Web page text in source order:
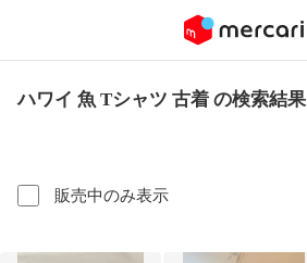
ハワイ 魚 Tシャツ 古着 の検索結果
販売中のみ表示